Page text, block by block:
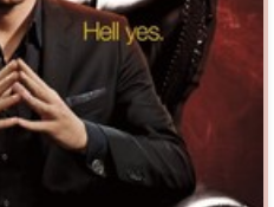
Постапокалипсис
Про акул
Про богатых
Про вампиров